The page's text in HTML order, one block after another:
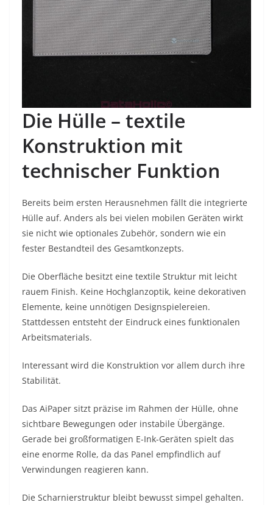
Die Hülle – textile
Konstruktion mit
technischer Funktion
Bereits beim ersten Herausnehmen fällt die integrierte
Hülle auf. Anders als bei vielen mobilen Geräten wirkt
sie nicht wie optionales Zubehör, sondern wie ein
fester Bestandteil des Gesamtkonzepts.
Die Oberfläche besitzt eine textile Struktur mit leicht
rauem Finish. Keine Hochglanzoptik, keine dekorativen
Elemente, keine unnötigen Designspielereien.
Stattdessen entsteht der Eindruck eines funktionalen
Arbeitsmaterials.
Interessant wird die Konstruktion vor allem durch ihre
Stabilität.
Das AiPaper sitzt präzise im Rahmen der Hülle, ohne
sichtbare Bewegungen oder instabile Übergänge.
Gerade bei großformatigen E-Ink-Geräten spielt das
eine enorme Rolle, da das Panel empfindlich auf
Verwindungen reagieren kann.
Die Scharnierstruktur bleibt bewusst simpel gehalten.